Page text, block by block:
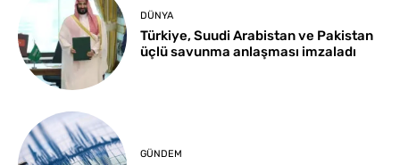
DÜNYA
Türkiye, Suudi Arabistan ve Pakistan
üçlü savunma anlaşması imzaladı
GÜNDEM